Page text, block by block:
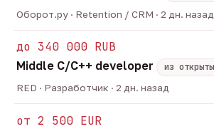
Оборот.ру · Retention / CRM · 2 дн. назад
до 340 000 RUB
Middle C/C++ developer
из
RED · Разработчик · 2 дн. назад
от 2 500 EUR